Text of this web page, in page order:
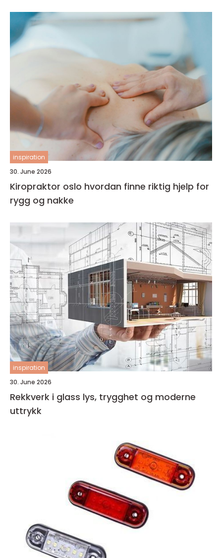
inspiration
30. June 2026
Kiropraktor oslo hvordan finne riktig hjelp for
rygg og nakke
inspiration
30. June 2026
Rekkverk i glass lys, trygghet og moderne
uttrykk